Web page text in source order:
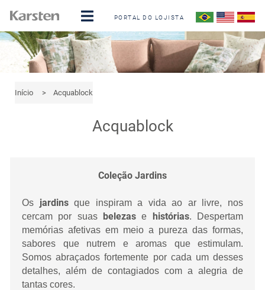
PORTAL DO LOJISTA
Início > Acquablock
Acquablock
Coleção Jardins
Os jardinsque inspiram a vida ao ar livre, nos
cercam por suas belezas e histórias. Despertam
memórias afetivas em meio a pureza das formas,
sabores que nutrem e aromas que estimulam.
Somos abraçados fortemente por cada um desses
detalhes, além de contagiados com a alegria de
tantas cores.